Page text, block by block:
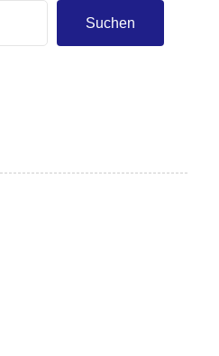
Suchen